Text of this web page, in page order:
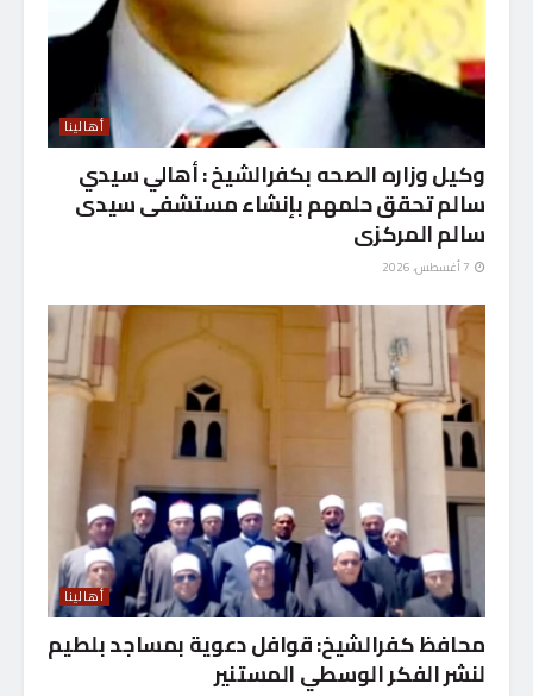
أهالينا
وكيل وزاره الصحه بكفرالشيخ : أهالي سيدي
سالم تحقق حلمهم بإنشاء مستشفى سيدى
سالم المركزى
أهالينا
محافظ كفرالشيخ: قوافل دعوية بمساجد بلطيم
لنشر الفكر الوسطي المستنير